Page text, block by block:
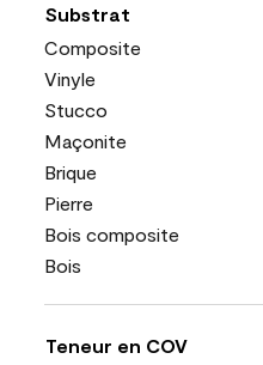
Substrat
Composite
Vinyle
Stucco
Maçonite
Brique
Pierre
Bois composite
Bois
Teneur en COV